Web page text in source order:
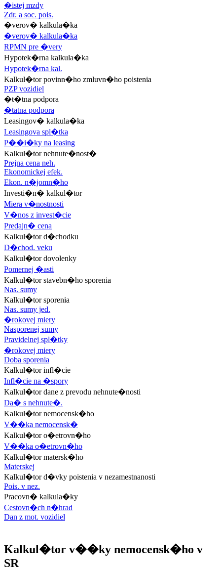
�istej mzdy
Zdr. a soc. pois.
�verov� kalkula�ka
�verov� kalkula�ka
RPMN pre �very
Hypotek�rna kalkula�ka
Hypotek�rna kal.
Kalkul�tor povinn�ho zmluvn�ho poistenia
PZP vozidiel
�t�tna podpora
�tatna podpora
Leasingov� kalkula�ka
Leasingova spl�tka
P��i�ky na leasing
Kalkul�tor nehnute�nost�
Prejna cena neh.
Ekonomickej efek.
Ekon. n�jomn�ho
Investi�n� kalkul�tor
Miera v�nostnosti
V�nos z invest�cie
Predajn� cena
Kalkul�tor d�chodku
D�chod. veku
Kalkul�tor dovolenky
Pomernej �asti
Kalkul�tor stavebn�ho sporenia
Nas. sumy
Kalkul�tor sporenia
Nas. sumy jed.
�rokovej miery
Nasporenej sumy
Pravidelnej spl�tky
�rokovej miery
Doba sporenia
Kalkul�tor infl�cie
Infl�cie na �spory
Kalkul�tor dane z prevodu nehnute�nosti
Da� s nehnute�.
Kalkul�tor nemocensk�ho
V��ka nemocensk�
Kalkul�tor o�etrovn�ho
V��ka o�etrovn�ho
Kalkul�tor matersk�ho
Materskej
Kalkul�tor d�vky poistenia v nezamestnanosti
Pois. v nez.
Pracovn� kalkula�ky
Cestovn�ch n�hrad
Dan z mot. vozidiel
Kalkul�tor v��ky nemocensk�ho v
SR